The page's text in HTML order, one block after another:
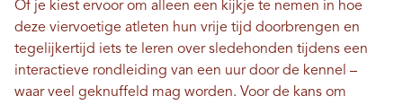
Of je kiest ervoor om alleen een kijkje te nemen in hoe
deze viervoetige atleten hun vrije tijd doorbrengen en
tegelijkertijd iets te leren over sledehonden tijdens een
interactieve rondleiding van een uur door de kennel –
waar veel geknuffeld mag worden. Voor de kans om